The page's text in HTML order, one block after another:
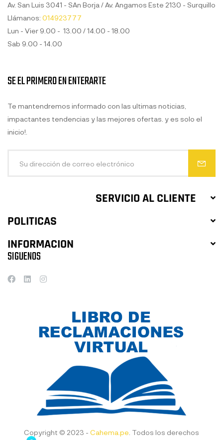
Av. San Luis 3041 - SAn Borja / Av. Angamos Este 2130 - Surquillo
Llámanos: 014923777
Lun - Vier 9.00 - 13.00 / 14.00 - 18.00
Sab 9.00 - 14.00
SERVICIO AL CLIENTE
POLITICAS
INFORMACION
SE EL PRIMERO EN ENTERARTE
Te mantendremos informado con las ultimas noticias,
impactantes tendencias y las mejores ofertas. y es solo el
inicio!.
SIGUENOS
Copyright © 2023 - Cahema.pe . Todos los derechos